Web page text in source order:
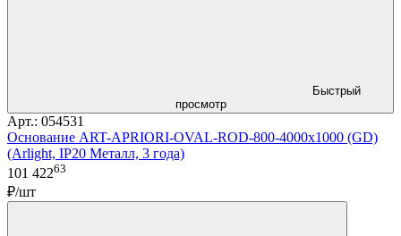
Быстрый
просмотр
Арт.: 054531
Основание ART-APRIORI-OVAL-ROD-800-4000x1000 (GD)
(Arlight, IP20 Металл, 3 года)
101 42263
₽/шт